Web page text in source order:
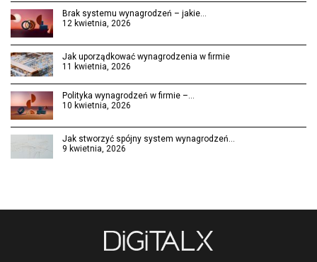
Brak systemu wynagrodzeń – jakie…
12 kwietnia, 2026
Jak uporządkować wynagrodzenia w firmie
11 kwietnia, 2026
Polityka wynagrodzeń w firmie –…
10 kwietnia, 2026
Jak stworzyć spójny system wynagrodzeń…
9 kwietnia, 2026